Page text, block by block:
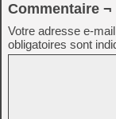
Commentaire ¬
Votre adresse e-
obligatoires sont